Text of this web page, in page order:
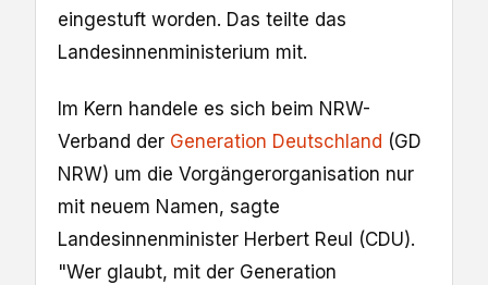
eingestuft worden. Das teilte das
Landesinnenministerium mit.
Im Kern handele es sich beim NRW-
Verband der Generation Deutschland (GD
NRW) um die Vorgängerorganisation nur
mit neuem Namen, sagte
Landesinnenminister Herbert Reul (CDU).
"Wer glaubt, mit der Generation